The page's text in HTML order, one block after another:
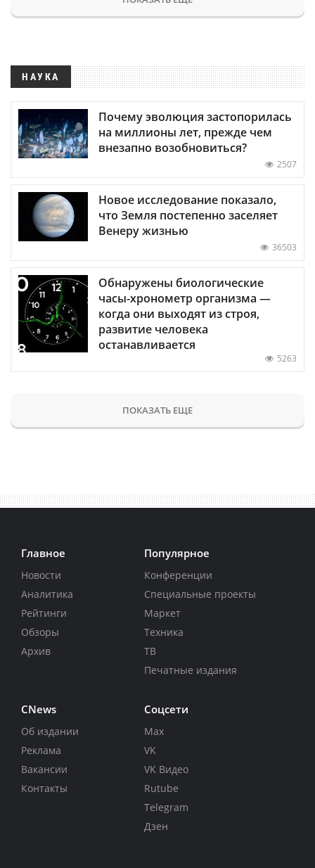
НАУКА
Почему эволюция застопорилась
на миллионы лет, прежде чем
внезапно возобновиться?
2507
Новое исследование показало,
что Земля постепенно заселяет
Венеру жизнью
36503
Обнаружены биологические
часы-хронометр организма —
когда они выходят из строя,
развитие человека
останавливается
5263
ПОКАЗАТЬ ЕЩЕ
Главное
Новости
Аналитика
Рейтинги
Обзоры
Архив
Популярное
Конференции
Специальные проекты
Маркет
Техника
ТВ
Печатные издания
CNews
Об издании
Реклама
Вакансии
Контакты
Соцсети
Max
VK
VK Видео
Rutube
Telegram
Дзен